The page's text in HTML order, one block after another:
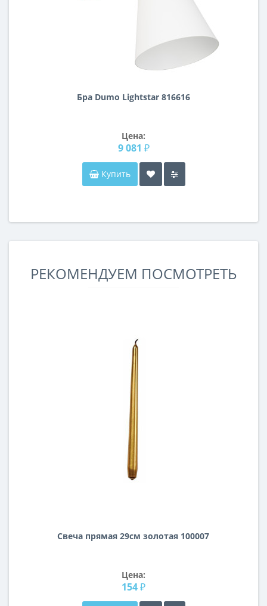
Бра Dumo Lightstar 816616
Цена:
9 081 ₽
Купить
РЕКОМЕНДУЕМ ПОСМОТРЕТЬ
Свеча прямая 29см золотая 100007
Цена:
154 ₽